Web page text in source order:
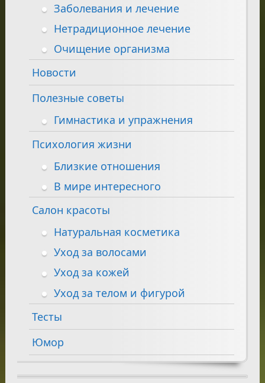
Заболевания и лечение
Нетрадиционное лечение
Очищение организма
Новости
Полезные советы
Гимнастика и упражнения
Психология жизни
Близкие отношения
В мире интересного
Салон красоты
Натуральная косметика
Уход за волосами
Уход за кожей
Уход за телом и фигурой
Тесты
Юмор